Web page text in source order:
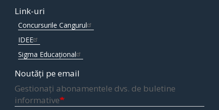
Link-uri
Concursurile Cangurul
IDEE
Sigma Educațional
Noutăți pe email
Gestionați abonamentele dvs. de buletine
informative